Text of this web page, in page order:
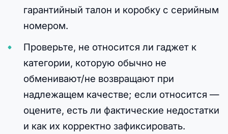
гарантийный талон и коробку с серийным
номером.
Проверьте, не относится ли гаджет к
категории, которую обычно не
обменивают/не возвращают при
надлежащем качестве; если относится —
оцените, есть ли фактические недостатки
и как их корректно зафиксировать.